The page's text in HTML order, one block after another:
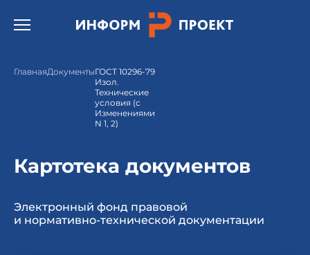
Открыть бургер меню.
ГлавнаяДокументыГОСТ 10296-79
Изол.
Технические
условия (с
Изменениями
N 1, 2)
Картотека документов
Электронный фонд правовой
и нормативно-технической документации